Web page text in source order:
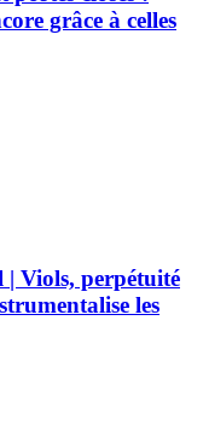
grâce à celles
| Viols, perpétuité
les